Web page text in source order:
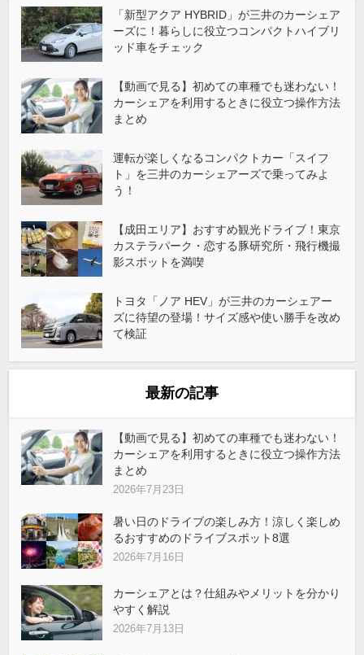
「新型アクア HYBRID」が三井のカーシェア
ーズに！暮らしに役立つコンパクトハイブリ
ッド車をチェック
【動画で見る】初めての車種でも迷わない！
カーシェアを利用するときに役立つ操作方法
まとめ
運転が楽しくなるコンパクトカー「スイフ
ト」を三井のカーシェアーズで乗ってみよ
う！
【成田エリア】おすすめ観光ドライブ！東京
カステラパーク・恋する豚研究所・飛行機撮
影スポットを満喫
トヨタ「ノア HEV」が三井のカーシェアー
ズに待望の登場！サイズ感や使い勝手を改め
て検証
最新の記事
【動画で見る】初めての車種でも迷わない！
カーシェアを利用するときに役立つ操作方法
まとめ
2026年7月23日
暑い日のドライブの楽しみ方！涼しく楽しめ
るおすすめのドライブスポット8選
2026年7月16日
カーシェアとは？仕組みやメリットを分かり
やすく解説
2026年7月13日